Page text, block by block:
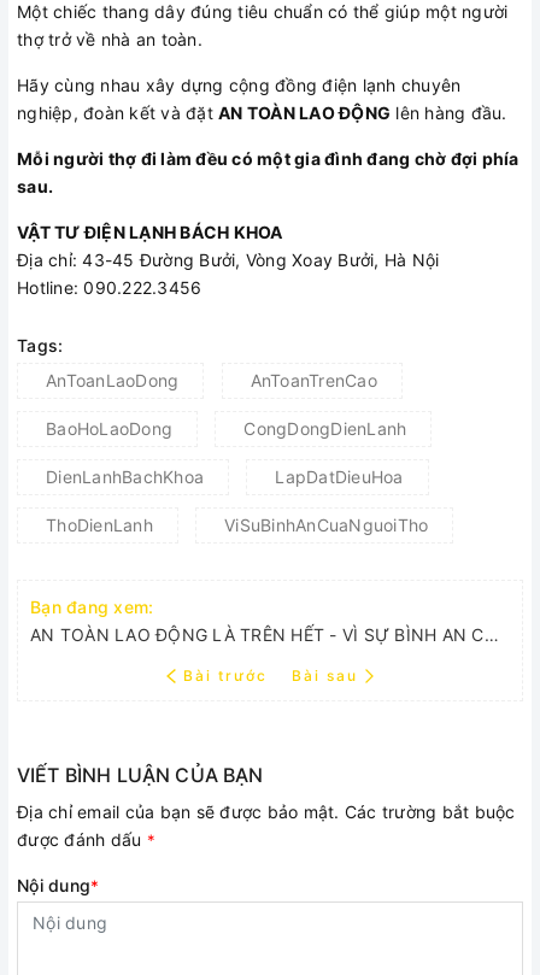
Một chiếc thang dây đúng tiêu chuẩn có thể giúp một người
thợ trở về nhà an toàn.
Hãy cùng nhau xây dựng cộng đồng điện lạnh chuyên
nghiệp, đoàn kết và đặt AN TOÀN LAO ĐỘNG lên hàng đầu.
Mỗi người thợ đi làm đều có một gia đình đang chờ đợi phía
sau.
VẬT TƯ ĐIỆN LẠNH BÁCH KHOA
Địa chỉ: 43-45 Đường Bưởi, Vòng Xoay Bưởi, Hà Nội
Hotline: 090.222.3456
Tags:
AnToanLaoDong
AnToanTrenCao
BaoHoLaoDong CongDongDienLanh
DienLanhBachKhoa LapDatDieuHoa
ThoDienLanh ViSuBinhAnCuaNguoiTho
Bạn đang xem:
AN TOÀN LAO ĐỘNG LÀ TRÊN HẾT - VÌ SỰ BÌNH AN CỦA ANH EM THỢ ĐIỆN LẠNH
Bài trước Bài sau
VIẾT BÌNH LUẬN CỦA BẠN
Địa chỉ email của bạn sẽ được bảo mật. Các trường bắt buộc
được đánh dấu *
Nội dung*